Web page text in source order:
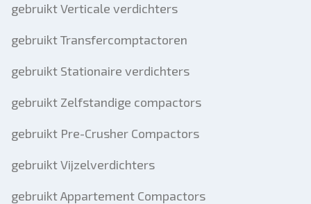
gebruikt Verticale verdichters
gebruikt Transfercomptactoren
gebruikt Stationaire verdichters
gebruikt Zelfstandige compactors
gebruikt Pre-Crusher Compactors
gebruikt Vijzelverdichters
gebruikt Appartement Compactors